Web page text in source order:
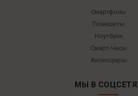
Смартфоны
Планшеты
Ноутбуки
Смарт-Часы
Аксессуары
МЫ В